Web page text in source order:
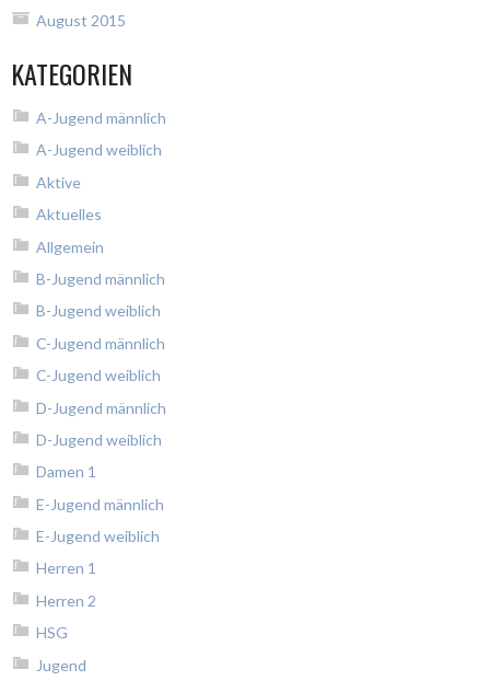
August 2015
KATEGORIEN
A-Jugend männlich
A-Jugend weiblich
Aktive
Aktuelles
Allgemein
B-Jugend männlich
B-Jugend weiblich
C-Jugend männlich
C-Jugend weiblich
D-Jugend männlich
D-Jugend weiblich
Damen 1
E-Jugend männlich
E-Jugend weiblich
Herren 1
Herren 2
HSG
Jugend